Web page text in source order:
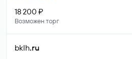
18 200 ₽
Возможен торг
bklh.ru